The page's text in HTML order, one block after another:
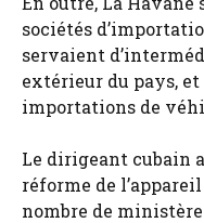
sociétés
servaient
extérieur du pays,
importations de
Le dirigeant cubain
réforme de
nombre de